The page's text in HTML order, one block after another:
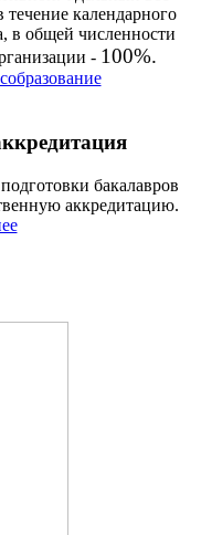
календарного
в общей численности
- 100%.
бакалавров
аккредитацию.